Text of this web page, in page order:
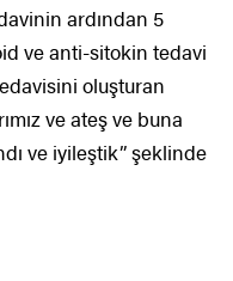
ardından 5
ve anti-sitokin tedavi
oluşturan
ve ateş ve buna
ve iyileştik” şeklinde